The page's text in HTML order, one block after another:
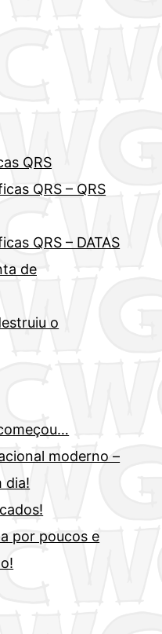
QRS
QRS – QRS
QRS – DATAS
de
o
moderno –
dia!
por poucos e